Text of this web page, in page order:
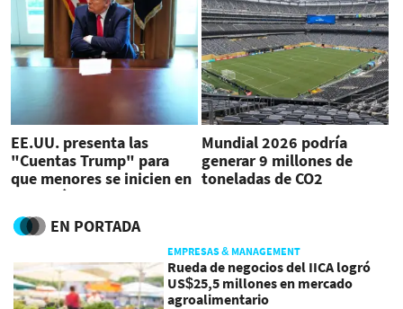
EE.UU. presenta las
"Cuentas Trump" para
que menores se inicien en
inversión financiera
Mundial 2026 podría
generar 9 millones de
toneladas de CO2
EN PORTADA
EMPRESAS & MANAGEMENT
Rueda de negocios del IICA logró
US$25,5 millones en mercado
agroalimentario